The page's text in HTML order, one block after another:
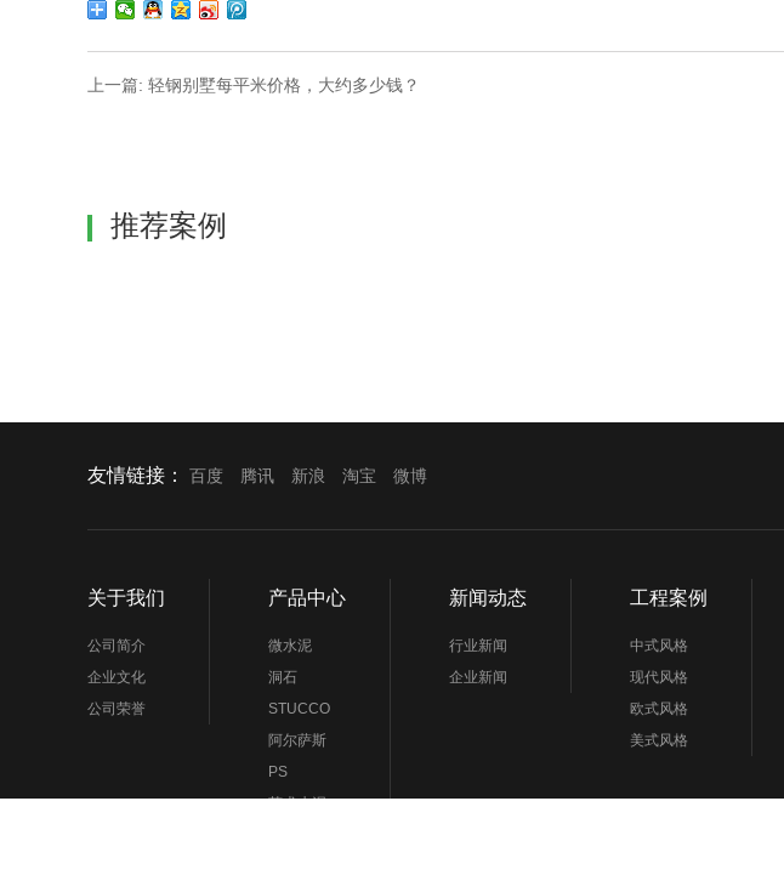
上一篇: 轻钢别墅每平米价格，大约多少钱？
推荐案例
友情链接： 百度 腾讯 新浪 淘宝 微博
关于我们
公司简介
企业文化
公司荣誉
产品中心
微水泥
洞石
STUCCO
阿尔萨斯
PS
艺术水泥
新闻动态
行业新闻
企业新闻
工程案例
中式风格
现代风格
欧式风格
美式风格